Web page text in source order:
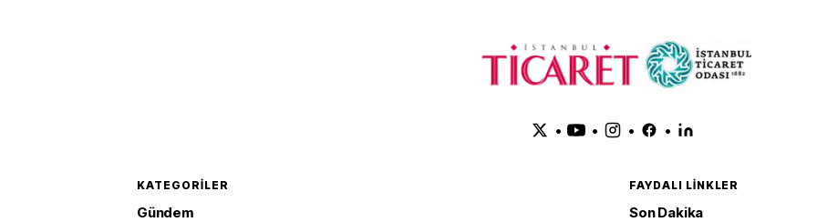
• • • •
KATEGORILER
Gündem
FAYDALI LINKLER
Son Dakika